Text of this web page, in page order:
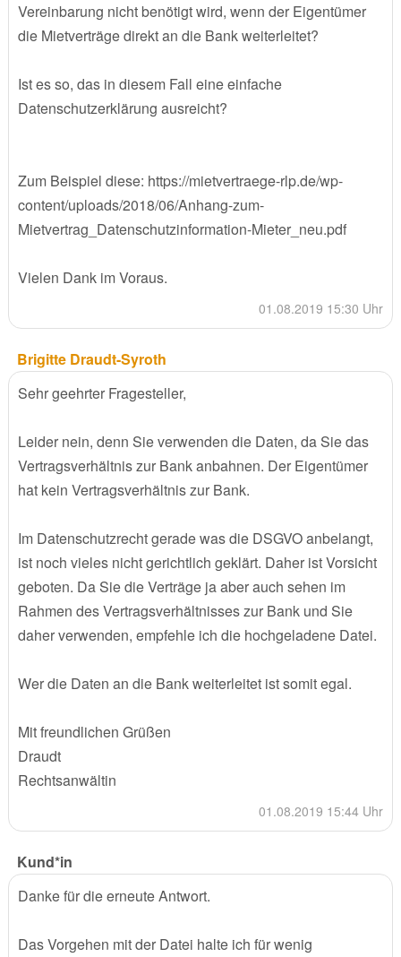
Vereinbarung nicht benötigt wird, wenn der Eigentümer
die Mietverträge direkt an die Bank weiterleitet?
Ist es so, das in diesem Fall eine einfache
Datenschutzerklärung ausreicht?
Zum Beispiel diese: https://mietvertraege-rlp.de/wp-
content/uploads/2018/06/Anhang-zum-
Mietvertrag_Datenschutzinformation-Mieter_neu.pdf
Vielen Dank im Voraus.
01.08.2019 15:30 Uhr
Brigitte Draudt-Syroth
Sehr geehrter Fragesteller,
Leider nein, denn Sie verwenden die Daten, da Sie das
Vertragsverhältnis zur Bank anbahnen. Der Eigentümer
hat kein Vertragsverhältnis zur Bank.
Im Datenschutzrecht gerade was die DSGVO anbelangt,
ist noch vieles nicht gerichtlich geklärt. Daher ist Vorsicht
geboten. Da Sie die Verträge ja aber auch sehen im
Rahmen des Vertragsverhältnisses zur Bank und Sie
daher verwenden, empfehle ich die hochgeladene Datei.
Wer die Daten an die Bank weiterleitet ist somit egal.
Mit freundlichen Grüßen
Draudt
Rechtsanwältin
01.08.2019 15:44 Uhr
Kund*in
Danke für die erneute Antwort.
Das Vorgehen mit der Datei halte ich für wenig